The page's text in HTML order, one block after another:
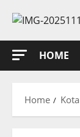
content
HOME
Home